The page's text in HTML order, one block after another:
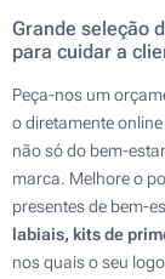
Grande seleção
para cuidar a
Peça-nos um
o diretamente
não só do bem-
marca. Melhore o
presentes de bem-
labiais, kits de
nos quais o seu